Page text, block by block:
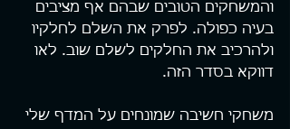
והמשחקים הטובים שבהם אף מציבים
בעיה כפולה. לפרק את השלם לחלקיו
ולהרכיב את החלקים לשלם שוב. לאו
דווקא בסדר הזה.
משחקי חשיבה שמונחים על המדף שלי